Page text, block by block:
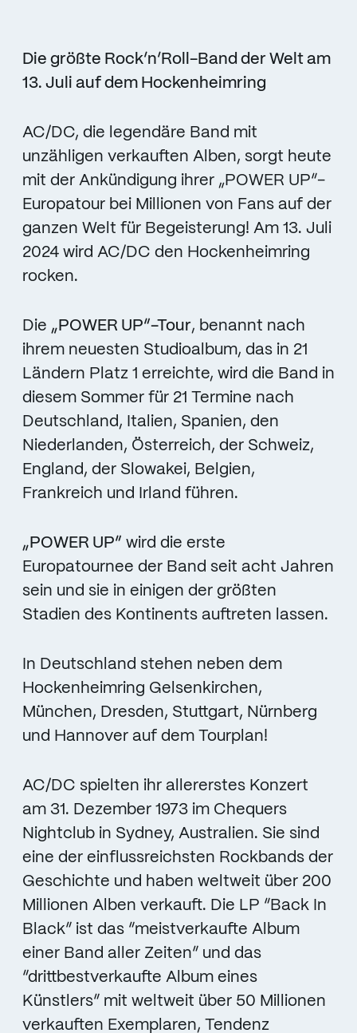
Die größte Rock’n’Roll-Band der Welt am
13. Juli auf dem Hockenheimring
AC/DC, die legendäre Band mit
unzähligen verkauften Alben, sorgt heute
mit der Ankündigung ihrer „POWER UP“-
Europatour bei Millionen von Fans auf der
ganzen Welt für Begeisterung! Am 13. Juli
2024 wird AC/DC den Hockenheimring
rocken.
Die „POWER UP“-Tour, benannt nach
ihrem neuesten Studioalbum, das in 21
Ländern Platz 1 erreichte, wird die Band in
diesem Sommer für 21 Termine nach
Deutschland, Italien, Spanien, den
Niederlanden, Österreich, der Schweiz,
England, der Slowakei, Belgien,
Frankreich und Irland führen.
„POWER UP” wird die erste
Europatournee der Band seit acht Jahren
sein und sie in einigen der größten
Stadien des Kontinents auftreten lassen.
In Deutschland stehen neben dem
Hockenheimring Gelsenkirchen,
München, Dresden, Stuttgart, Nürnberg
und Hannover auf dem Tourplan!
AC/DC spielten ihr allererstes Konzert
am 31. Dezember 1973 im Chequers
Nightclub in Sydney, Australien. Sie sind
eine der einflussreichsten Rockbands der
Geschichte und haben weltweit über 200
Millionen Alben verkauft. Die LP “Back In
Black” ist das “meistverkaufte Album
einer Band aller Zeiten” und das
“drittbestverkaufte Album eines
Künstlers” mit weltweit über 50 Millionen
verkauften Exemplaren, Tendenz